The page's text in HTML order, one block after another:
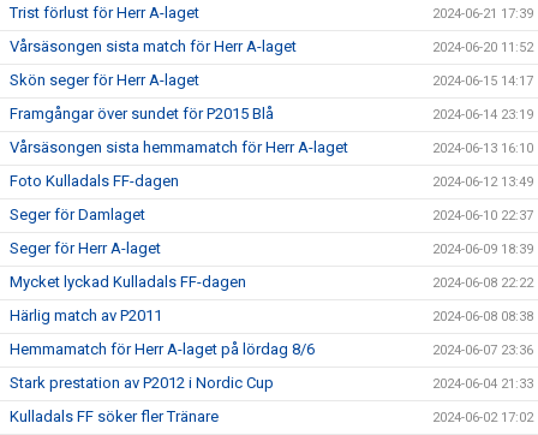
Trist förlust för Herr A-laget 2024-06-21 17:39
Vårsäsongen sista match för Herr A-laget 2024-06-20 11:52
Skön seger för Herr A-laget 2024-06-15 14:17
Framgångar över sundet för P2015 Blå 2024-06-14 23:19
Vårsäsongen sista hemmamatch för Herr A-laget 2024-06-13 16:10
Foto Kulladals FF-dagen 2024-06-12 13:49
Seger för Damlaget 2024-06-10 22:37
Seger för Herr A-laget 2024-06-09 18:39
Mycket lyckad Kulladals FF-dagen 2024-06-08 22:22
Härlig match av P2011 2024-06-08 08:38
Hemmamatch för Herr A-laget på lördag 8/6 2024-06-07 23:36
Stark prestation av P2012 i Nordic Cup 2024-06-04 21:33
Kulladals FF söker fler Tränare 2024-06-02 17:02